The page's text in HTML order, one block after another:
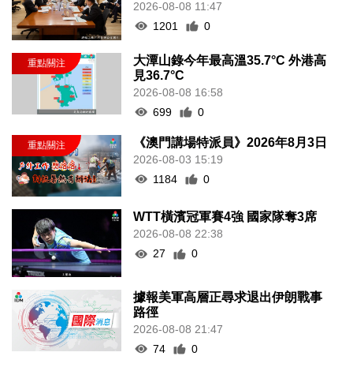
2026-08-08 11:47
1201
0
大潭山錄今年最高溫35.7°C 外港高
見36.7°C
2026-08-08 16:58
699
0
《澳門講場特派員》2026年8月3日
2026-08-03 15:19
1184
0
WTT橫濱冠軍賽4強 國家隊奪3席
2026-08-08 22:38
27
0
據報美軍高層正尋求退出伊朗戰事
路徑
2026-08-08 21:47
74
0